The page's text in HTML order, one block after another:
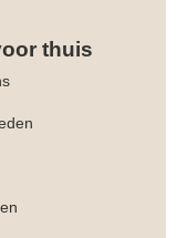
thuis